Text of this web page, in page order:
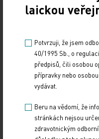
se doporučuje vyčkat
než dva roky a
se doporučuje léčit
progresi kondylomat,
konkrétním
kryoterapii a
dalšími. Připomínám
užít až u dětí starších
považovány
laickou
Potvrzuji, že jsem
40/1995 Sb., o
předpisů, čili osobou
přípravky nebo
vydávat.
Beru na vědomí, že
stránkách nejsou
zdravotnickým